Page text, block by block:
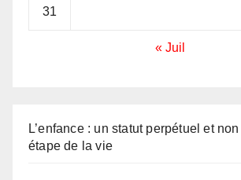
31
« Juil
L’enfance : un statut perpétuel et
étape de la vie